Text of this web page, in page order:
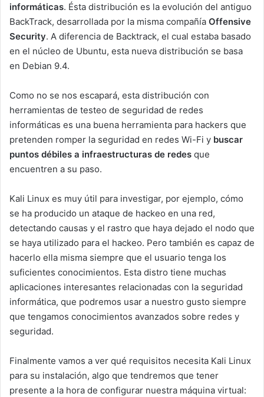
informáticas. Ésta distribución es la evolución del antiguo
BackTrack, desarrollada por la misma compañía Offensive
Security. A diferencia de Backtrack, el cual estaba basado
en el núcleo de Ubuntu, esta nueva distribución se basa
en Debian 9.4.
Como no se nos escapará, esta distribución con
herramientas de testeo de seguridad de redes
informáticas es una buena herramienta para hackers que
pretenden romper la seguridad en redes Wi-Fi y buscar
puntos débiles a infraestructuras de redes que
encuentren a su paso.
Kali Linux es muy útil para investigar, por ejemplo, cómo
se ha producido un ataque de hackeo en una red,
detectando causas y el rastro que haya dejado el nodo que
se haya utilizado para el hackeo. Pero también es capaz de
hacerlo ella misma siempre que el usuario tenga los
suficientes conocimientos. Esta distro tiene muchas
aplicaciones interesantes relacionadas con la seguridad
informática, que podremos usar a nuestro gusto siempre
que tengamos conocimientos avanzados sobre redes y
seguridad.
Finalmente vamos a ver qué requisitos necesita Kali Linux
para su instalación, algo que tendremos que tener
presente a la hora de configurar nuestra máquina virtual: